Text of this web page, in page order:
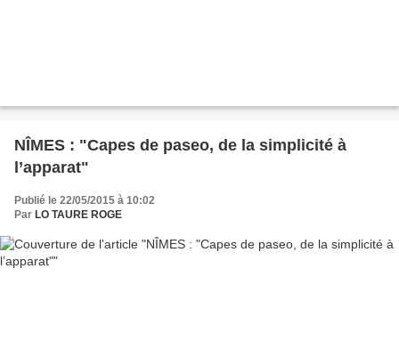
NÎMES : "Capes de paseo, de la simplicité à
l’apparat"
Publié le 22/05/2015 à 10:02
Par LO TAURE ROGE